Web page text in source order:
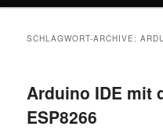
SCHLAGWORT-ARCHIVE:
Arduino IDE mit
ESP8266